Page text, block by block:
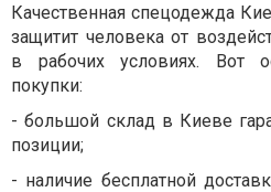
Качественная спецодежда
защитит человека от
в рабочих условиях. Вот
покупки:
-большой склад в Киеве
позиции;
- наличие бесплатной